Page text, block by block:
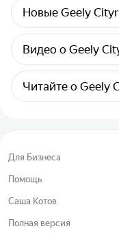
Новые Geely
Видео о Geely
Читайте о Geely
Для Бизнеса
Помощь
Саша Котов
Полная версия